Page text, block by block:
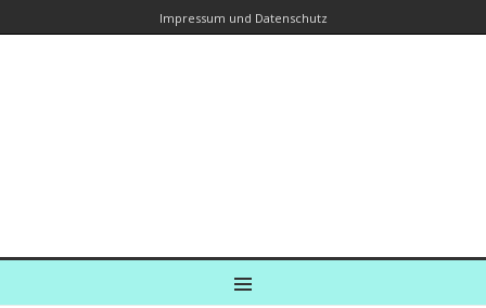
Impressum und Datenschutz
MENU